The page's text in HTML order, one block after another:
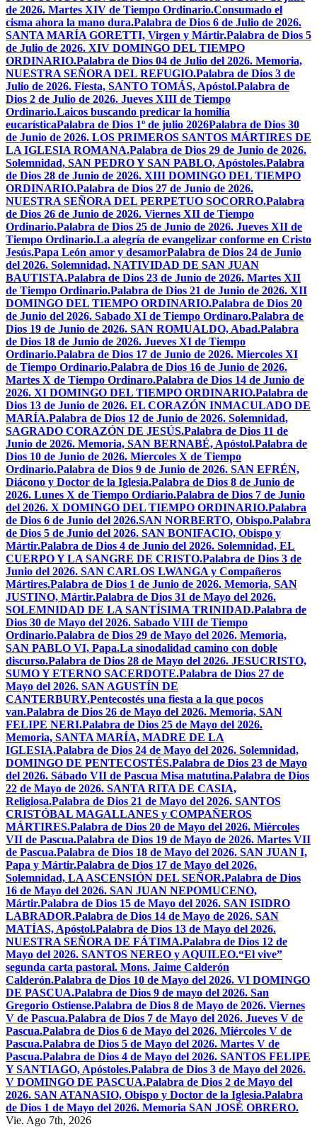
de 2026. Martes XIV de Tiempo Ordinario.Consumado el
cisma ahora la mano dura.Palabra de Dios 6 de Julio de 2026.
SANTA MARÍA GORETTI, Virgen y Mártir.Palabra de Dios 5
de Julio de 2026. XIV DOMINGO DEL TIEMPO
ORDINARIO.Palabra de Dios 04 de Julio del 2026. Memoria,
NUESTRA SEÑORA DEL REFUGIO.Palabra de Dios 3 de
Julio de 2026. Fiesta, SANTO TOMÁS, Apóstol.Palabra de
Dios 2 de Julio de 2026. Jueves XIII de Tiempo
Ordinario.Laicos buscando predicar la homilía
eucarísticaPalabra de Dios 1º de julio 2026Palabra de Dios 30
de Junio de 2026. LOS PRIMEROS SANTOS MÁRTIRES DE
LA IGLESIA ROMANA.Palabra de Dios 29 de Junio de 2026.
Solemnidad, SAN PEDRO Y SAN PABLO, Apóstoles.Palabra
de Dios 28 de Junio de 2026. XIII DOMINGO DEL TIEMPO
ORDINARIO.Palabra de Dios 27 de Junio de 2026.
NUESTRA SEÑORA DEL PERPETUO SOCORRO.Palabra
de Dios 26 de Junio de 2026. Viernes XII de Tiempo
Ordinario.Palabra de Dios 25 de Junio de 2026. Jueves XII de
Tiempo Ordinario.La alegría de evangelizar conforme en Cristo
Jesús.Papa León amor y desamorPalabra de Dios 24 de Junio
del 2026. Solemnidad, NATIVIDAD DE SAN JUAN
BAUTISTA.Palabra de Dios 23 de Junio de 2026. Martes XII
de Tiempo Ordinario.Palabra de Dios 21 de Junio de 2026. XII
DOMINGO DEL TIEMPO ORDINARIO.Palabra de Dios 20
de Junio del 2026. Sabado XI de Tiempo Ordinaro.Palabra de
Dios 19 de Junio de 2026. SAN ROMUALDO, Abad.Palabra
de Dios 18 de Junio de 2026. Jueves XI de Tiempo
Ordinario.Palabra de Dios 17 de Junio de 2026. Miercoles XI
de Tiempo Ordinario.Palabra de Dios 16 de Junio de 2026.
Martes X de Tiempo Ordinaro.Palabra de Dios 14 de Junio de
2026. XI DOMINGO DEL TIEMPO ORDINARIO.Palabra de
Dios 13 de Junio de 2026. EL CORAZÓN INMACULADO DE
MARÍA.Palabra de Dios 12 de Junio de 2026. Solemnidad,
SAGRADO CORAZÓN DE JESÚS.Palabra de Dios 11 de
Junio de 2026. Memoria, SAN BERNABÉ, Apóstol.Palabra de
Dios 10 de Junio de 2026. Miercoles X de Tiempo
Ordinario.Palabra de Dios 9 de Junio de 2026. SAN EFRÉN,
Diácono y Doctor de la Iglesia.Palabra de Dios 8 de Junio de
2026. Lunes X de Tiempo Ordiario.Palabra de Dios 7 de Junio
del 2026. X DOMINGO DEL TIEMPO ORDINARIO.Palabra
de Dios 6 de Junio del 2026.SAN NORBERTO, Obispo.Palabra
de Dios 5 de Junio del 2026. SAN BONIFACIO, Obispo y
Mártir.Palabra de Dios 4 de Junio del 2026. Solemnidad, EL
CUERPO Y LA SANGRE DE CRISTO.Palabra de Dios 3 de
Junio del 2026. SAN CARLOS LWANGA y Compañeros
Mártires.Palabra de Dios 1 de Junio de 2026. Memoria, SAN
JUSTINO, Mártir.Palabra de Dios 31 de Mayo del 2026.
SOLEMNIDAD DE LA SANTÍSIMA TRINIDAD.Palabra de
Dios 30 de Mayo del 2026. Sabado VIII de Tiempo
Ordinario.Palabra de Dios 29 de Mayo del 2026. Memoria,
SAN PABLO VI, Papa.La sinodalidad camino con doble
discurso.Palabra de Dios 28 de Mayo del 2026. JESUCRISTO,
SUMO Y ETERNO SACERDOTE.Palabra de Dios 27 de
Mayo del 2026. SAN AGUSTÍN DE
CANTERBURY.Pentecostés una fiesta a la que pocos
van.Palabra de Dios 26 de Mayo del 2026. Memoria, SAN
FELIPE NERI.Palabra de Dios 25 de Mayo del 2026.
Memoria, SANTA MARÍA, MADRE DE LA
IGLESIA.Palabra de Dios 24 de Mayo del 2026. Solemnidad,
DOMINGO DE PENTECOSTÉS.Palabra de Dios 23 de Mayo
del 2026. Sábado VII de Pascua Misa matutina.Palabra de Dios
22 de Mayo de 2026. SANTA RITA DE CASIA,
Religiosa.Palabra de Dios 21 de Mayo del 2026. SANTOS
CRISTÓBAL MAGALLANES y COMPAÑEROS
MÁRTIRES.Palabra de Dios 20 de Mayo del 2026. Miércoles
VII de Pascua.Palabra de Dios 19 de Mayo de 2026. Martes VII
de Pascua.Palabra de Dios 18 de Mayo del 2026. SAN JUAN I,
Papa y Mártir.Palabra de Dios 17 de Mayo del 2026.
Solemnidad, LA ASCENSIÓN DEL SEÑOR.Palabra de Dios
16 de Mayo del 2026. SAN JUAN NEPOMUCENO,
Mártir.Palabra de Dios 15 de Mayo del 2026. SAN ISIDRO
LABRADOR.Palabra de Dios 14 de Mayo de 2026. SAN
MATÍAS, Apóstol.Palabra de Dios 13 de Mayo del 2026.
NUESTRA SEÑORA DE FÁTIMA.Palabra de Dios 12 de
Mayo del 2026. SANTOS NEREO y AQUILEO.“El vive”
segunda carta pastoral. Mons. Jaime Calderón
Calderón.Palabra de Dios 10 de Mayo del 2026. VI DOMINGO
DE PASCUA.Palabra de Dios 9 de mayo del 2026. San
Gregorio Ostiense.Palabra de Dios 8 de Mayo de 2026. Viernes
V de Pascua.Palabra de Dios 7 de Mayo del 2026. Jueves V de
Pascua.Palabra de Dios 6 de Mayo del 2026. Miércoles V de
Pascua.Palabra de Dios 5 de Mayo del 2026. Martes V de
Pascua.Palabra de Dios 4 de Mayo del 2026. SANTOS FELIPE
Y SANTIAGO, Apóstoles.Palabra de Dios 3 de Mayo del 2026.
V DOMINGO DE PASCUA.Palabra de Dios 2 de Mayo del
2026. SAN ATANASIO, Obispo y Doctor de la Iglesia.Palabra
de Dios 1 de Mayo del 2026. Memoria SAN JOSÉ OBRERO.
Vie. Ago 7th, 2026